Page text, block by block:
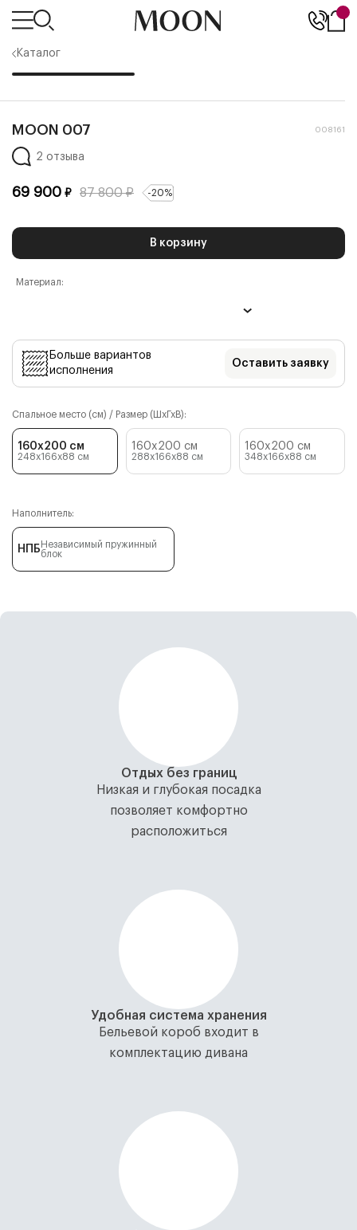
Каталог
MOON 007 008161
2 отзыва
69 900 ₽ 87 800₽ -20%
В корзину
Материал:
Больше вариантов
исполнения
Оставить заявку
Спальное место (см) / Размер (ШхГхВ):
160x200 см
248x166x88 см
160x200 см
288x166x88 см
160x200 см
348x166x88 см
Наполнитель:
НПБ Независимый пружинный
блок
Отдых без границ
Низкая и глубокая посадка
позволяет комфортно
расположиться
Удобная система хранения
Бельевой короб входит в
комплектацию дивана